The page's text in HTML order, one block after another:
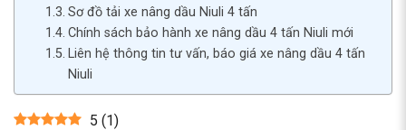
Sơ đồ tải xe nâng dầu Niuli 4 tấn
Chính sách bảo hành xe nâng dầu 4 tấn Niuli mới
Liên hệ thông tin tư vấn, báo giá xe nâng dầu 4 tấn
Niuli
5 (1)